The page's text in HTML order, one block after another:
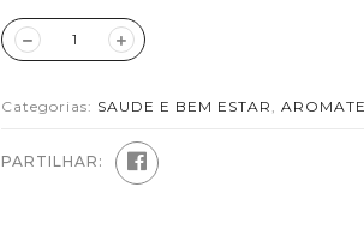
Categorias: SAUDE E BEM ESTAR ,
PARTILHAR: